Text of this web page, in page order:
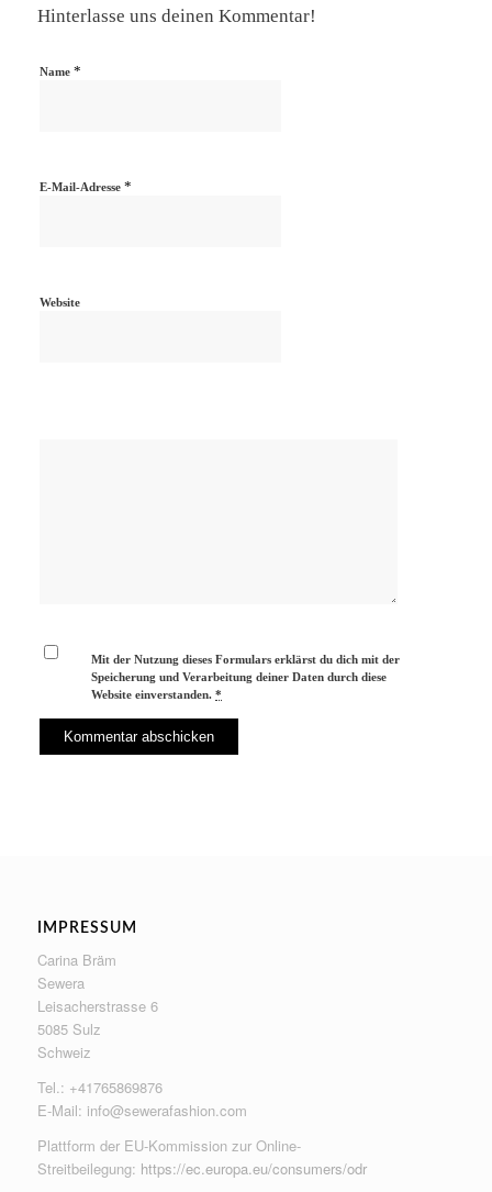
Hinterlasse uns deinen Kommentar!
Name *
E-Mail-Adresse *
Website
Mit der Nutzung dieses Formulars erklärst du dich mit der
Speicherung und Verarbeitung deiner Daten durch diese
Website einverstanden.*
IMPRESSUM
Carina Bräm
Sewera
Leisacherstrasse 6
5085 Sulz
Schweiz
Tel.: +41765869876
E-Mail: info@sewerafashion.com
Plattform der EU-Kommission zur Online-
Streitbeilegung: https://ec.europa.eu/consumers/odr